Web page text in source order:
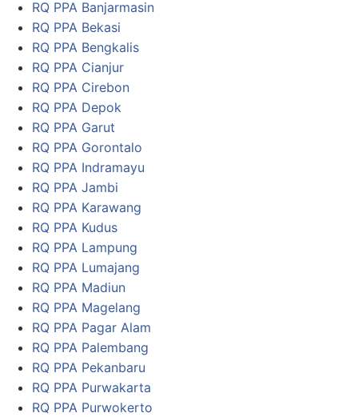
RQ PPA Banjarmasin
RQ PPA Bekasi
RQ PPA Bengkalis
RQ PPA Cianjur
RQ PPA Cirebon
RQ PPA Depok
RQ PPA Garut
RQ PPA Gorontalo
RQ PPA Indramayu
RQ PPA Jambi
RQ PPA Karawang
RQ PPA Kudus
RQ PPA Lampung
RQ PPA Lumajang
RQ PPA Madiun
RQ PPA Magelang
RQ PPA Pagar Alam
RQ PPA Palembang
RQ PPA Pekanbaru
RQ PPA Purwakarta
RQ PPA Purwokerto